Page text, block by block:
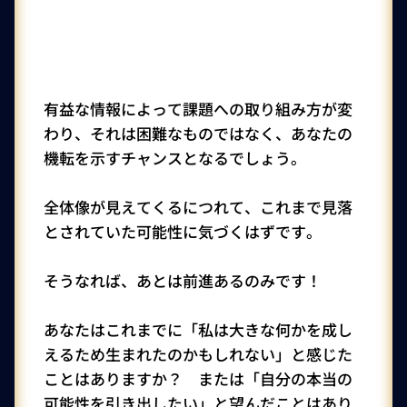
有益な情報によって課題への取り組み方が変
わり、それは困難なものではなく、あなたの
機転を示すチャンスとなるでしょう。
全体像が見えてくるにつれて、これまで見落
とされていた可能性に気づくはずです。
そうなれば、あとは前進あるのみです！
あなたはこれまでに「私は大きな何かを成し
えるため生まれたのかもしれない」と感じた
ことはありますか？ または「自分の本当の